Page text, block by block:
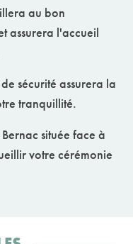
au bon
assurera l'accueil
sécurité assurera la
tranquillité.
située face à
votre cérémonie